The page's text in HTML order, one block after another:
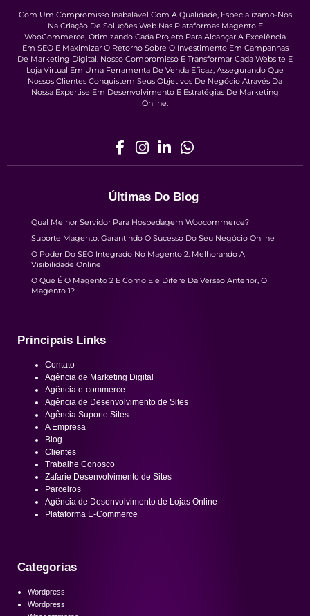
Com Um Compromisso Inabalável Com A Qualidade, Especializamo-Nos
Na Criação De Soluções Web Nas Plataformas Magento E
WooCommerce, Otimizando Cada Projeto Para Alcançar A Excelência
Em SEO E Maximizar O Retorno Sobre O Investimento Em Campanhas
De Marketing Digital. Nosso Compromisso É Transformar Cada Website E
Loja Virtual Em Uma Ferramenta De Venda Eficaz, Assegurando Que
Nossos Clientes Conquistem Seus Objetivos De Negócio Através Da
Nossa Expertise Em Desenvolvimento E Estratégias De Marketing
Online.
Últimas Do Blog
Qual Melhor Servidor Para Hospedagem Woocommerce?
Suporte Magento: Garantindo O Sucesso Do Seu Negócio Online
O Poder Do SEO Integrado No Magento 2: Melhorando A
Visibilidade Online
O Que É O Magento 2 E Como Ele Difere Da Versão Anterior, O
Magento 1?
Principais Links
Contato
Agência de Marketing Digital
Agência e-commerce
Agência de Desenvolvimento de Sites
Agência Suporte Sites
A Empresa
Blog
Clientes
Trabalhe Conosco
Zafarie Desenvolvimento de Sites
Parceiros
Agência de Desenvolvimento de Lojas Online
Plataforma E-Commerce
Categorias
Wordpress
Wordpress